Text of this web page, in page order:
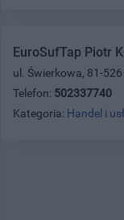
EuroSufTap Piotr
ul. Świerkowa, 81-
Telefon: 502337740
Kategoria: Handel i